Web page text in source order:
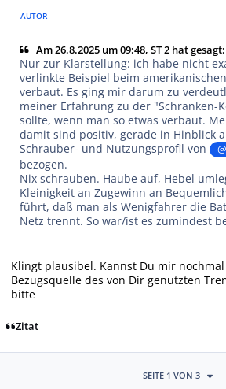
AUTOR
Am 26.8.2025 um 09:48, ST 2 hat gesagt:
Nur zur Klarstellung: ich habe nicht
verlinkte Beispiel beim
verbaut. Es ging mir darum zu
meiner Erfahrung zu der "Schranken-
sollte, wenn man so etwas verbaut.
damit sind positiv, gerade in Hinblick
Schrauber- und Nutzungsprofil von
bezogen.
Nix schrauben. Haube auf, Hebel
Kleinigkeit an Zugewinn an
führt, daß man als Wenigfahrer die
Netz trennt. So war/ist es zumindest
Klingt plausibel. Kannst Du mir
Bezugsquelle des von Dir genutzten
bitte
Zitat
SEITE 1 VON 3